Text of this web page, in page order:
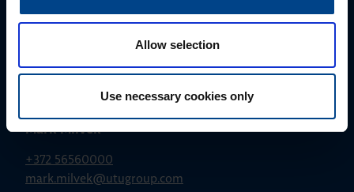
Allow selection
Use necessary cookies only
Mark Milvek
+372 56560000
mark.milvek@utugroup.com